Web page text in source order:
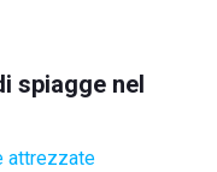
spiagge nel
attrezzate